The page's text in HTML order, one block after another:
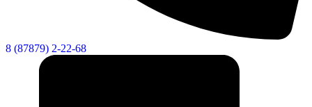
8 (87879) 2-22-68